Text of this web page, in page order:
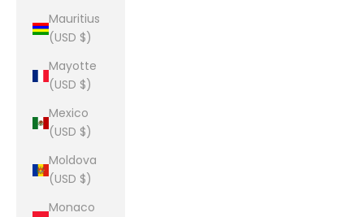
Mauritius
(USD $)
Mayotte
(USD $)
Mexico
(USD $)
Moldova
(USD $)
Monaco